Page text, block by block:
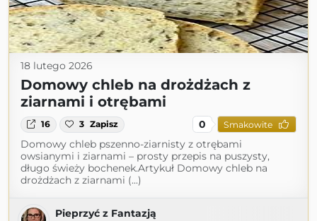
18 lutego 2026
Domowy chleb na drożdżach z
ziarnami i otrębami
16 3 Zapisz 0 Smakowite
Domowy chleb pszenno-ziarnisty z otrębami
owsianymi i ziarnami – prosty przepis na puszysty,
długo świeży bochenek.Artykuł Domowy chleb na
drożdżach z ziarnami (...)
Pieprzyć z Fantazją